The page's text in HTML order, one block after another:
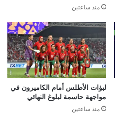
منذ ساعتين
لبؤات الأطلس أمام الكاميرون في
مواجهة حاسمة لبلوغ النهائي
منذ ساعتين